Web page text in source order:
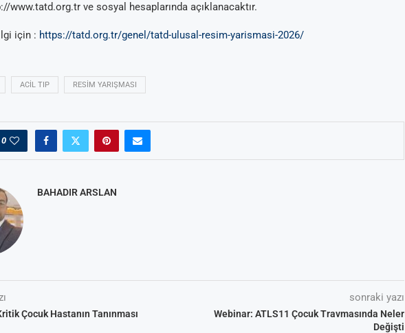
www.tatd.org.tr ve sosyal hesaplarında açıklanacaktır.
için : https://tatd.org.tr/genel/tatd-ulusal-resim-yarismasi-2026/
ACIL TIP RESIM YARIŞMASI
0
BAHADIR ARSLAN
Çocuk Hastanın Tanınması
sonraki yazı
Webinar: ATLS11 Çocuk Travmasında Neler
Değişti